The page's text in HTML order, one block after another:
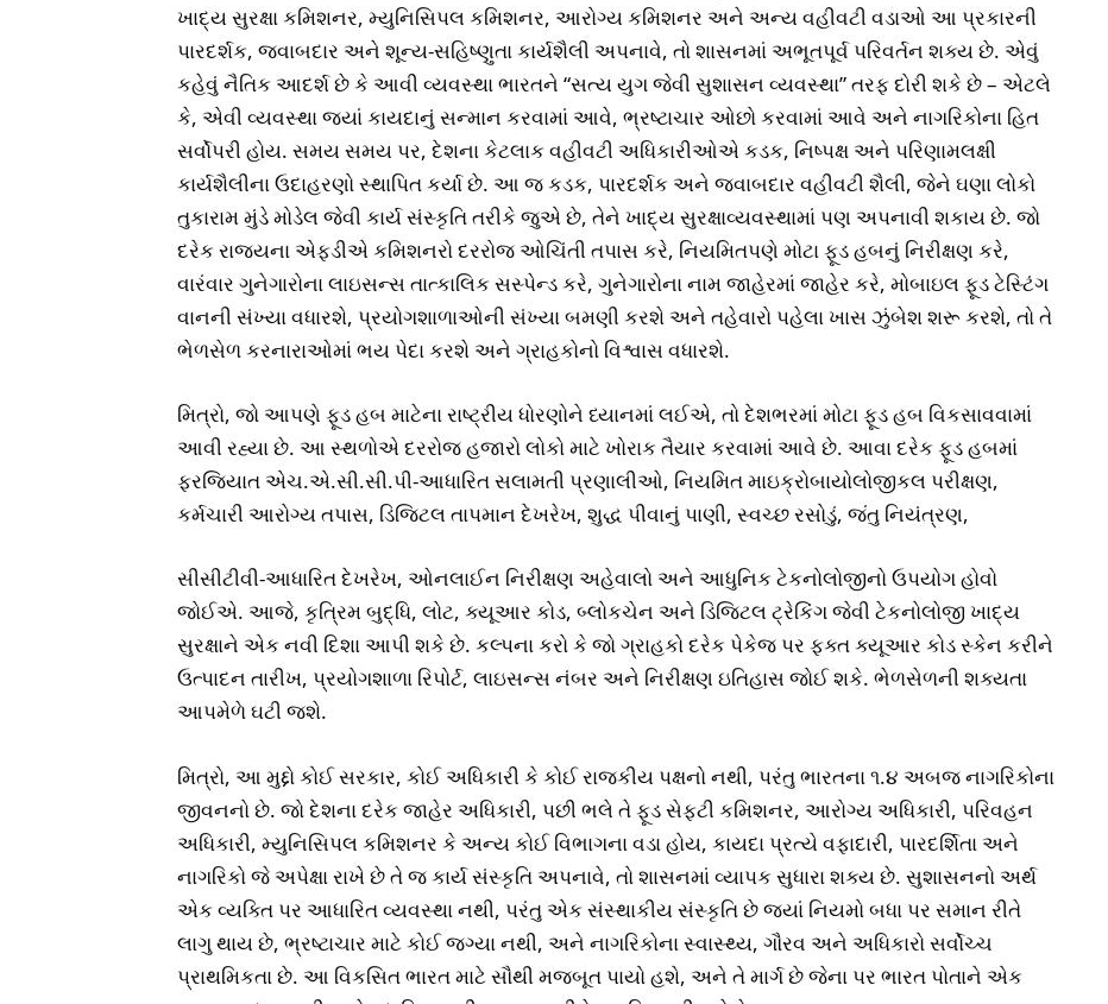
ખાદ્ય સુરક્ષા કમિશનર, મ્યુનિસિપલ કમિશનર, આરોગ્ય કમિશનર અને અન્ય વહીવટી વડાઓ આ પ્રકારની
પારદર્શક, જવાબદાર અને શૂન્ય-સહિષ્ણુતા કાર્યશૈલી અપનાવે, તો શાસનમાં અભૂતપૂર્વ પરિવર્તન શક્ય છે. એવું
કહેવું નૈતિક આદર્શ છે કે આવી વ્યવસ્થા ભારતને “સત્ય યુગ જેવી સુશાસન વ્યવસ્થા” તરફ દોરી શકે છે – એટલે
કે, એવી વ્યવસ્થા જ્યાં કાયદાનું સન્માન કરવામાં આવે, ભ્રષ્ટાચાર ઓછો કરવામાં આવે અને નાગરિકોના હિત
સર્વોપરી હોય. સમય સમય પર, દેશના કેટલાક વહીવટી અધિકારીઓએ કડક, નિષ્પક્ષ અને પરિણામલક્ષી
કાર્યશૈલીના ઉદાહરણો સ્થાપિત કર્યા છે. આ જ કડક, પારદર્શક અને જવાબદાર વહીવટી શૈલી, જેને ઘણા લોકો
તુકારામ મુંડે મોડેલ જેવી કાર્ય સંસ્કૃતિ તરીકે જુએ છે, તેને ખાદ્ય સુરક્ષાવ્યવસ્થામાં પણ અપનાવી શકાય છે. જો
દરેક રાજ્યના એફડીએ કમિશનરો દરરોજ ઓચિંતી તપાસ કરે, નિયમિતપણે મોટા ફૂડ હબનું નિરીક્ષણ કરે,
વારંવાર ગુનેગારોના લાઇસન્સ તાત્કાલિક સસ્પેન્ડ કરે, ગુનેગારોના નામ જાહેરમાં જાહેર કરે, મોબાઇલ ફૂડ ટેસ્ટિંગ
વાનની સંખ્યા વધારશે, પ્રયોગશાળાઓની સંખ્યા બમણી કરશે અને તહેવારો પહેલા ખાસ ઝુંબેશ શરૂ કરશે, તો તે
ભેળસેળ કરનારાઓમાં ભય પેદા કરશે અને ગ્રાહકોનો વિશ્વાસ વધારશે.
મિત્રો, જો આપણે ફૂડ હબ માટેના રાષ્ટ્રીય ધોરણોને ધ્યાનમાં લઈએ, તો દેશભરમાં મોટા ફૂડ હબ વિકસાવવામાં
આવી રહ્યા છે. આ સ્થળોએ દરરોજ હજારો લોકો માટે ખોરાક તૈયાર કરવામાં આવે છે. આવા દરેક ફૂડ હબમાં
ફરજિયાત એચ.એ.સી.સી.પી-આધારિત સલામતી પ્રણાલીઓ, નિયમિત માઇક્રોબાયોલોજીકલ પરીક્ષણ,
કર્મચારી આરોગ્ય તપાસ, ડિજિટલ તાપમાન દેખરેખ, શુદ્ધ પીવાનું પાણી, સ્વચ્છ રસોડું, જંતુ નિયંત્રણ,
સીસીટીવી-આધારિત દેખરેખ, ઓનલાઈન નિરીક્ષણ અહેવાલો અને આધુનિક ટેકનોલોજીનો ઉપયોગ હોવો
જોઈએ. આજે, કૃત્રિમ બુદ્ધિ, લોટ, ક્યૂઆર કોડ, બ્લોકચેન અને ડિજિટલ ટ્રેકિંગ જેવી ટેકનોલોજી ખાદ્ય
સુરક્ષાને એક નવી દિશા આપી શકે છે. કલ્પના કરો કે જો ગ્રાહકો દરેક પેકેજ પર ફક્ત ક્યૂઆર કોડ સ્કેન કરીને
ઉત્પાદન તારીખ, પ્રયોગશાળા રિપોર્ટ, લાઇસન્સ નંબર અને નિરીક્ષણ ઇતિહાસ જોઈ શકે. ભેળસેળની શક્યતા
આપમેળે ઘટી જશે.
મિત્રો, આ મુદ્દો કોઈ સરકાર, કોઈ અધિકારી કે કોઈ રાજકીય પક્ષનો નથી, પરંતુ ભારતના ૧.૪ અબજ નાગરિકોના
જીવનનો છે. જો દેશના દરેક જાહેર અધિકારી, પછી ભલે તે ફૂડ સેફ્ટી કમિશનર, આરોગ્ય અધિકારી, પરિવહન
અધિકારી, મ્યુનિસિપલ કમિશનર કે અન્ય કોઈ વિભાગના વડા હોય, કાયદા પ્રત્યે વફાદારી, પારદર્શિતા અને
નાગરિકો જે અપેક્ષા રાખે છે તે જ કાર્ય સંસ્કૃતિ અપનાવે, તો શાસનમાં વ્યાપક સુધારા શક્ય છે. સુશાસનનો અર્થ
એક વ્યક્તિ પર આધારિત વ્યવસ્થા નથી, પરંતુ એક સંસ્થાકીય સંસ્કૃતિ છે જ્યાં નિયમો બધા પર સમાન રીતે
લાગુ થાય છે, ભ્રષ્ટાચાર માટે કોઈ જગ્યા નથી, અને નાગરિકોના સ્વાસ્થ્ય, ગૌરવ અને અધિકારો સર્વોચ્ચ
પ્રાથમિકતા છે. આ વિકસિત ભારત માટે સૌથી મજબૂત પાયો હશે, અને તે માર્ગ છે જેના પર ભારત પોતાને એક